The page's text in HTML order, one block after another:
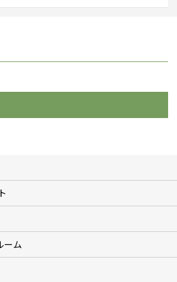
について
イクルポート
クルポート
(3)
ンアート
ル商品 一覧
ーム
ーム